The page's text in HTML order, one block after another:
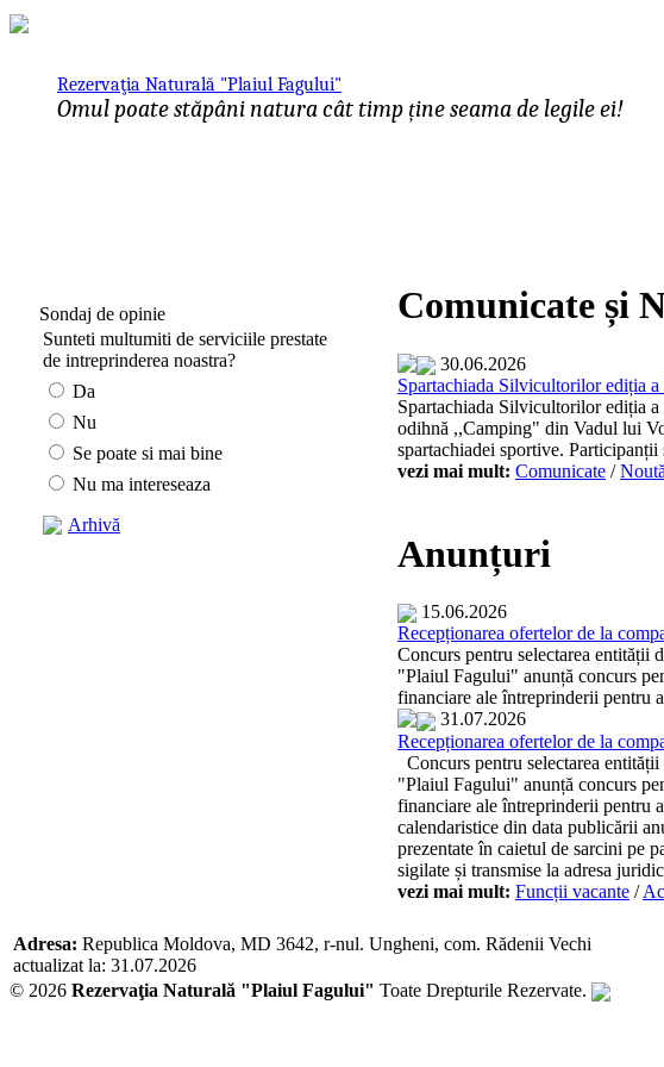
Rezervaţia Naturală "Plaiul Fagului"
Omul poate stăpâni natura cât timp ține seama de legile ei!
Sondaj de opinie
Sunteti multumiti de serviciile prestate
de intreprinderea noastra?
Da
Nu
Se poate si mai bine
Nu ma intereseaza
Arhivă
Comunicate și
30.06.2026
Spartachiada Silvicultorilor ediția
Spartachiada Silvicultorilor ediția
odihnă ,,Camping" din Vadul lui
spartachiadei sportive.
vezi mai mult: Comunicate /
Anunțuri
15.06.2026
Recepționarea ofertelor de la
Concurs pentru selectarea entității
"Plaiul Fagului" anunță concurs
financiare ale întreprinderii pentru
31.07.2026
Recepționarea ofertelor de la
Concurs pentru selectarea
"Plaiul Fagului" anunță concurs
financiare ale întreprinderii pentru
calendaristice din data publicării
prezentate în caietul de sarcini pe
sigilate și transmise la adresa
vezi mai mult: Funcții vacante /
Adresa: Republica Moldova, MD 3642, r-nul. Ungheni, com. Rădenii Vechi
actualizat la: 31.07.2026
© 2026 Rezervaţia Naturală "Plaiul Fagului" Toate Drepturile Rezervate.